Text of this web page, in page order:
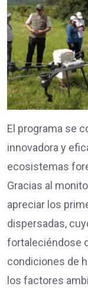
El programa se
innovadora y
ecosistemas
Gracias al
apreciar los
dispersadas,
fortaleciéndose
condiciones de
los factores